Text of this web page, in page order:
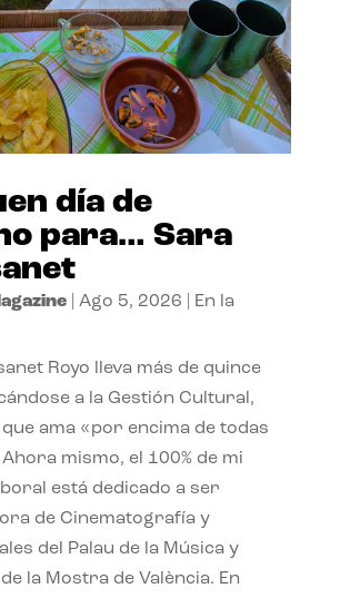
día de
para… Sara
| Ago 5, 2026
En la
Royo lleva más de quince
a la Gestión Cultural,
ama «por encima de todas
mismo, el 100% de mi
está dedicado a ser
de Cinematografía y
del Palau de la Música y
la Mostra de València. En